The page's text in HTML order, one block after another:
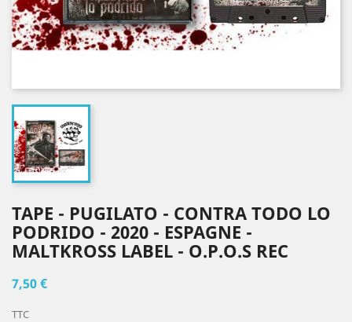
TAPE - PUGILATO - CONTRA TODO LO
PODRIDO - 2020 - ESPAGNE -
MALTKROSS LABEL - O.P.O.S REC
7,50 €
TTC